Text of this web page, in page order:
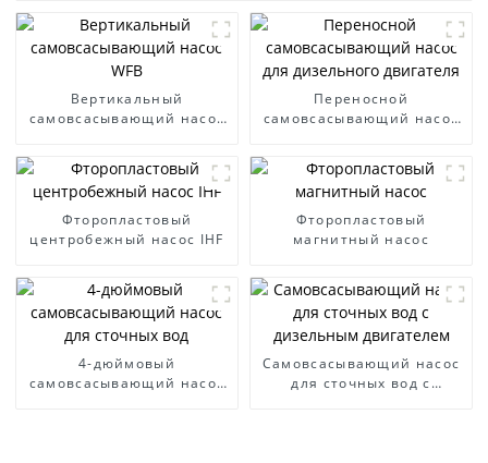
Вертикальный
самовсасывающий насос
Переносной
самовсасывающий насос
Фторопластовый
центробежный насос IHF
Фторопластовый
магнитный насос
4-дюймовый
самовсасывающий насос
Самовсасывающий насос
для сточных вод с